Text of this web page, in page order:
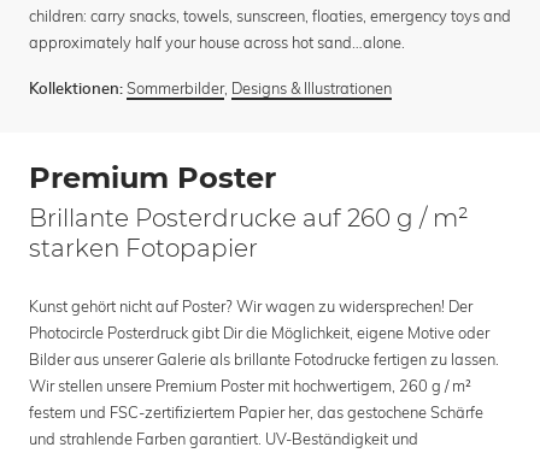
children: carry snacks, towels, sunscreen, floaties, emergency toys and
approximately half your house across hot sand…alone.
Kollektionen: Sommerbilder, Designs & Illustrationen
Premium Poster
Brillante Posterdrucke auf 260 g / m²
starken Fotopapier
Kunst gehört nicht auf Poster? Wir wagen zu widersprechen! Der
Photocircle Posterdruck gibt Dir die Möglichkeit, eigene Motive oder
Bilder aus unserer Galerie als brillante Fotodrucke fertigen zu lassen.
Wir stellen unsere Premium Poster mit hochwertigem, 260 g / m²
festem und FSC-zertifiziertem Papier her, das gestochene Schärfe
und strahlende Farben garantiert. UV-Beständigkeit und